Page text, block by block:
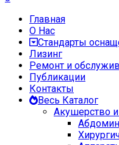
Главная
О Нас
Стандарты
Лизинг
Ремонт и
Публикации
Контакты
Весь Каталог
Акушерство